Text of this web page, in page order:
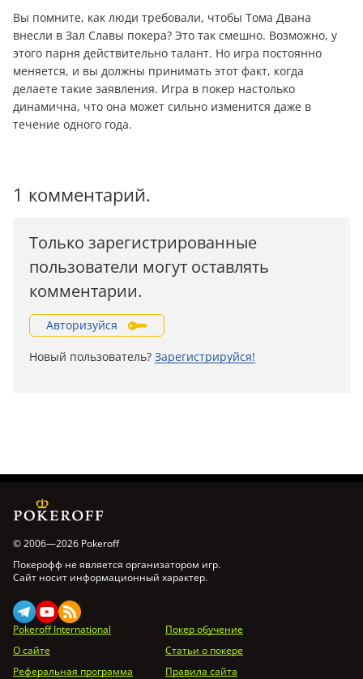
Вы помните, как люди требовали, чтобы Тома Двана
внесли в Зал Славы покера? Это так смешно. Возможно, у
этого парня действительно талант. Но игра постоянно
меняется, и вы должны принимать этот факт, когда
делаете такие заявления. Игра в покер настолько
динамична, что она может сильно изменится даже в
течение одного года.
1 комментарий.
Только зарегистрированные
пользователи могут оставлять
комментарии.
Авторизуйся
Новый пользователь? Зарегистрируйся!
© 2006—2026 Pokeroff
Покерофф не является организатором игр.
Сайт носит информационный характер.
Pokeroff International
Покер обучение
О сайте
Статьи о покере
Реферальная программа
Правила сайта